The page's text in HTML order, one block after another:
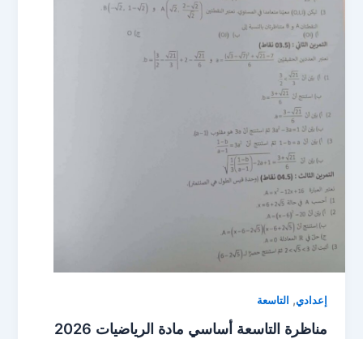
إعدادي, التاسعة
مناظرة التاسعة أساسي مادة الرياضيات 2026